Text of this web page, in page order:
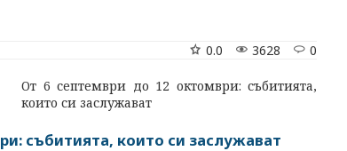
0
3628
0.0
От 6 септември до 12 октомври: събитията,
които си заслужават
събитията, които си заслужават